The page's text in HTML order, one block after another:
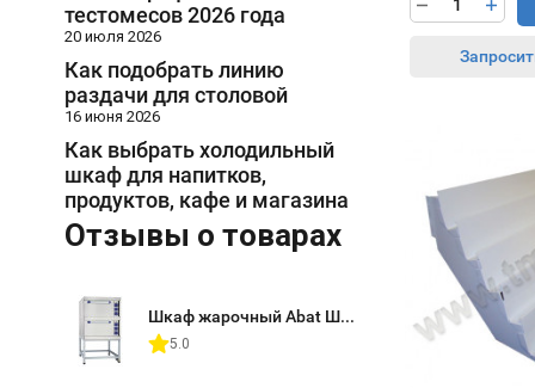
тестомесов 2026 года
20 июля 2026
Как подобрать линию
раздачи для столовой
16 июня 2026
Как выбрать холодильный
шкаф для напитков,
продуктов, кафе и магазина
Отзывы о товарах
Шкаф жарочный Abat ШЖЭ-2 (двухсекционный)
5.0